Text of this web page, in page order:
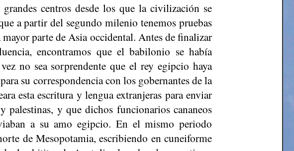
centros desde los que la civilización se
a partir del segundo milenio tenemos pruebas
parte de Asia occidental. Antes de finalizar
encontramos que el babilonio se había
no sea sorprendente que el rey egipcio haya
su correspondencia con los gobernantes de la
esta escritura y lengua extranjeras para enviar
palestinas, y que dichos funcionarios cananeos
a su amo egipcio. En el mismo periodo
de Mesopotamia, escribiendo en cuneiforme